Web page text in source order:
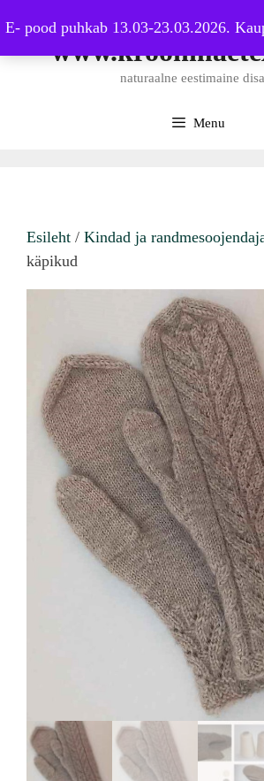
E- pood puhkab 13.03-23.03.2026.
to
content
naturaalne eestimaine
Menu
Esileht / Kindad ja
käpikud